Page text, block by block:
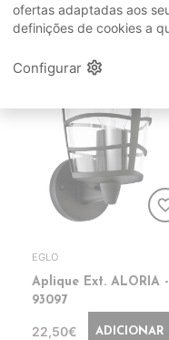
EGLO
Aplique Ext. ALORIA -
93097
22,50€ ADICIONAR
ofertas adaptadas aos
definições de cookies a
Configurar settings